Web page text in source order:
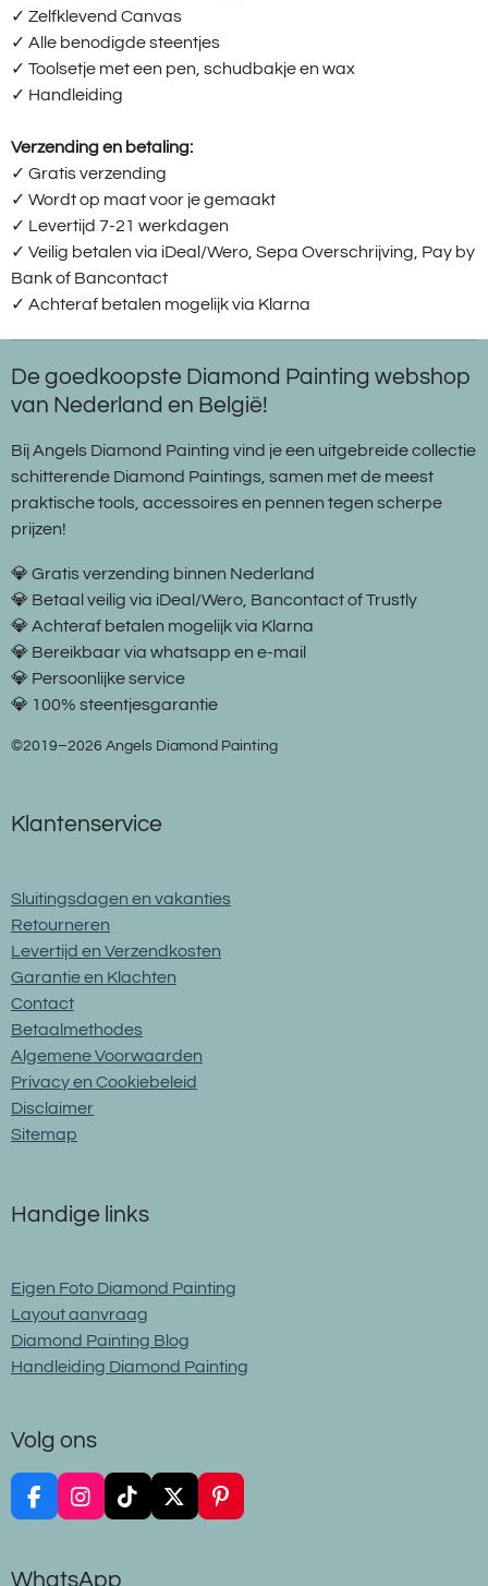
✓ Zelfklevend Canvas
✓ Alle benodigde steentjes
✓ Toolsetje met een pen, schudbakje en wax
✓ Handleiding
Verzending en betaling:
✓ Gratis verzending
✓ Wordt op maat voor je gemaakt
✓ Levertijd 7-21 werkdagen
✓ Veilig betalen via iDeal/Wero, Sepa Overschrijving, Pay by
Bank of Bancontact
✓ Achteraf betalen mogelijk via Klarna
De goedkoopste Diamond Painting webshop
van Nederland en België!
Bij Angels Diamond Painting vind je een uitgebreide collectie
schitterende Diamond Paintings, samen met de meest
praktische tools, accessoires en pennen tegen scherpe
prijzen!
💎 Gratis verzending binnen Nederland
💎 Betaal veilig via iDeal/Wero, Bancontact of Trustly
💎 Achteraf betalen mogelijk via Klarna
💎 Bereikbaar via whatsapp en e-mail
💎 Persoonlijke service
💎 100% steentjesgarantie
©2019–2026 Angels Diamond Painting
Klantenservice
Sluitingsdagen en vakanties
Retourneren
Levertijd en Verzendkosten
Garantie en Klachten
Contact
Betaalmethodes
Algemene Voorwaarden
Privacy en Cookiebeleid
Disclaimer
Sitemap
Handige links
Eigen Foto Diamond Painting
Layout aanvraag
Diamond Painting Blog
Handleiding Diamond Painting
Volg ons
F
a
e
I
n
T
i
X
P
i
WhatsApp